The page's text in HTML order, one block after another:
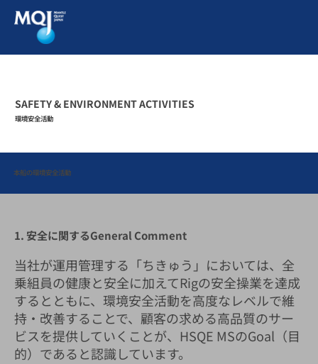
SAFETY & ENVIRONMENT ACTIVITIES
環境安全活動
本船の環境安全活動
1. 安全に関するGeneral Comment
当社が運用管理する「ちきゅう」においては、全
乗組員の健康と安全に加えてRigの安全操業を達成
するとともに、環境安全活動を高度なレベルで維
持・改善することで、顧客の求める高品質のサー
ビスを提供していくことが、HSQE MSのGoal（目
的）であると認識しています。